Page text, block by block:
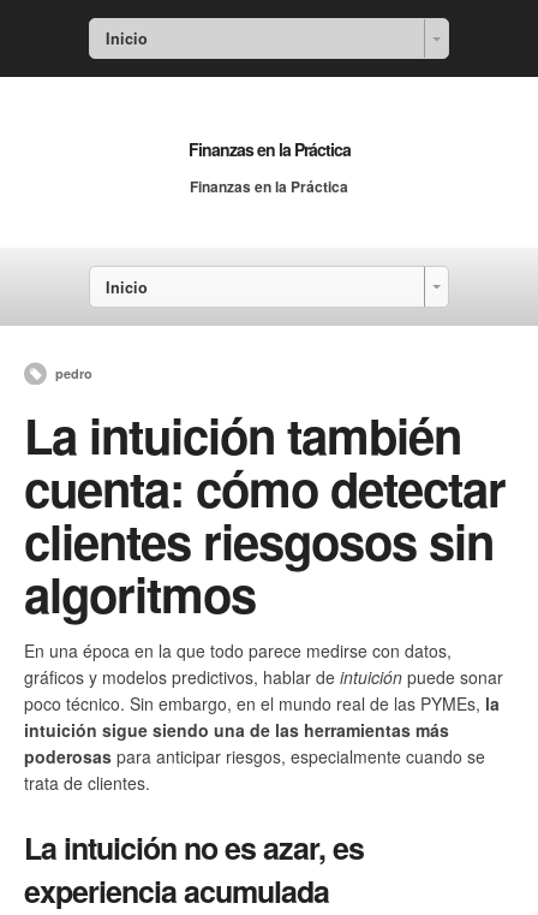
Inicio
Finanzas en la Práctica
Finanzas en la Práctica
Inicio
pedro
La intuición también
cuenta: cómo detectar
clientes riesgosos sin
algoritmos
En una época en la que todo parece medirse con datos,
gráficos y modelos predictivos, hablar de intuición puede sonar
poco técnico. Sin embargo, en el mundo real de las PYMEs, la
intuición sigue siendo una de las herramientas más
poderosas para anticipar riesgos, especialmente cuando se
trata de clientes.
La intuición no es azar, es
experiencia acumulada